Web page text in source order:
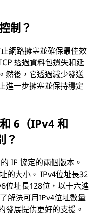
制？
網路擁塞並確保最佳效
透過資料包遺失和延
然後，它透過減少發送
進一步擁塞並保持穩定
6（IPv4 和
？
IP 協定的兩個版本。
的大小。 IPv4位址長32
位址長128位，以十六進
解決可用IPv4位址數量
發展提供更好的支援。